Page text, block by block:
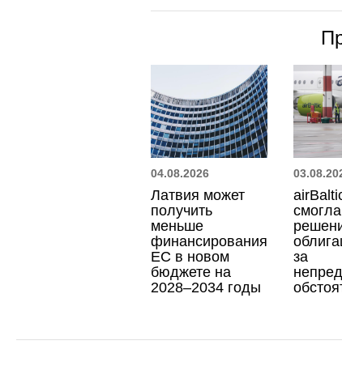
04.08.2026
Латвия может
получить
меньше
финансирования
ЕС в новом
бюджете на
2028–2034 годы
за